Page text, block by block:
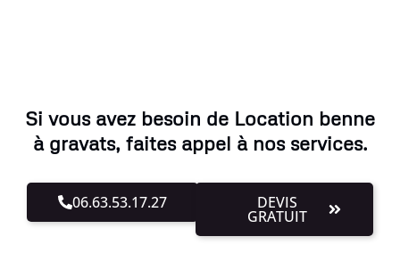
Si vous avez besoin de Location benne
à gravats, faites appel à nos services.
06.63.53.17.27 DEVIS
GRATUIT